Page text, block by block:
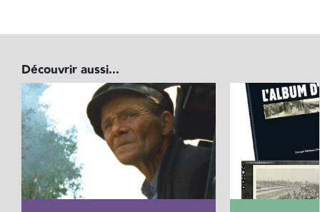
Découvrir aussi...